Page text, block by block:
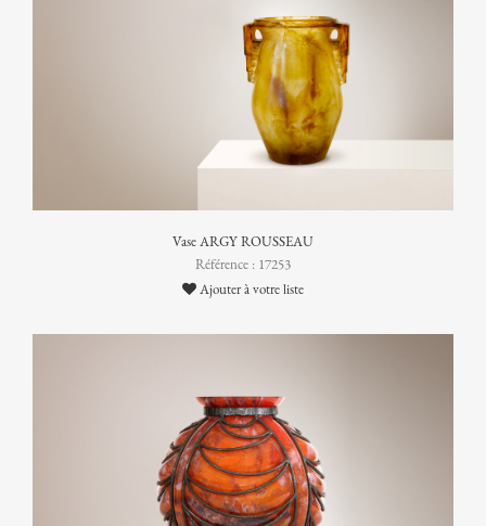
Vase ARGY ROUSSEAU
Référence : 17253
Ajouter à votre liste